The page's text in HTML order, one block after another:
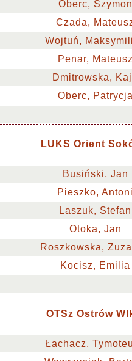
Oberc, Szymon
Czada,
Wojtuń,
Penar,
Dmitrowska,
Oberc,
LUKS Orient
Busiński, Jan
Pieszko,
Laszuk, Stefan
Otoka, Jan
Roszkowska,
Kocisz, Emilia
OTSz Ostrów
Łachacz,